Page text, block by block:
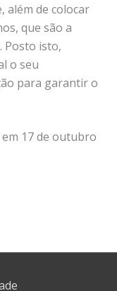
além de colocar
que são a
Posto isto,
o seu
para garantir o
17 de outubro